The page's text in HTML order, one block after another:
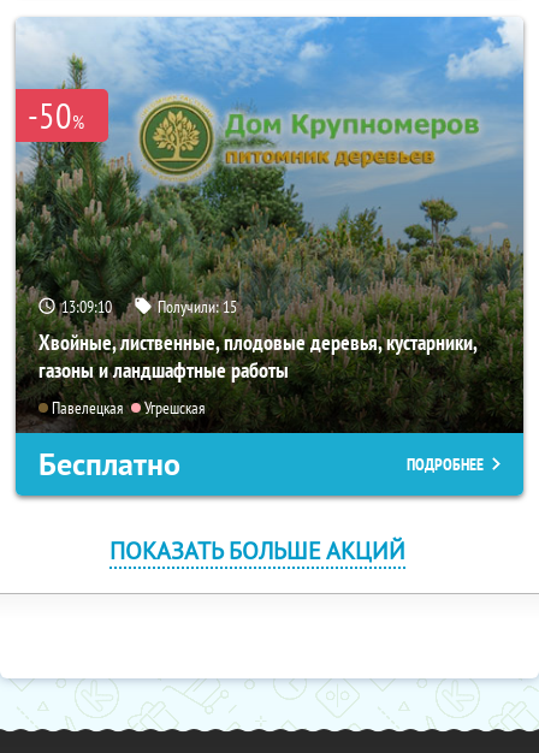
-50%
13:09:09 Получили:15
Хвойные, лиственные, плодовые деревья, кустарники,
газоны и ландшафтные работы
Павелецкая Угрешская
Бесплатно ПОДРОБНЕЕ
ПОКАЗАТЬ БОЛЬШЕ АКЦИЙ